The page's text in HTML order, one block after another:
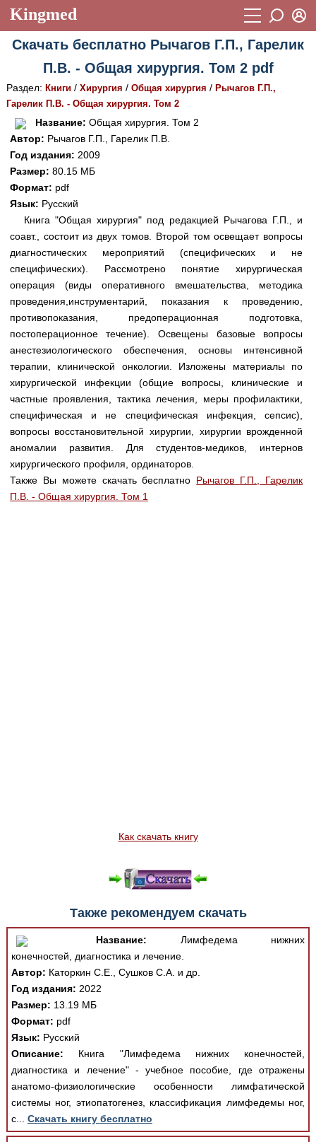
Kingmed
Учебный материал
Видеогалерея 899
Фотогалерея (1906)
Истории болезней
Лекции и презентации
Аккредитационные тесты
Методические рекомендации
Научно-популярное
Статьи
Медицинская стандартизация
Нормативы экстренной и неотложной помощи
Нормы лабораторных и инструментальных
исследований
Обратная связь
Добавить материал
FAQ
Пароль
Восстановить пароль
Регистрация
Скачать бесплатно Рычагов Г.П., Гарелик
П.В. - Общая хирургия. Том 2 pdf
Раздел: Книги/ Хирургия / Общая хирургия / Рычагов Г.П.,
Гарелик П.В. - Общая хирургия. Том 2
Название: Общая хирургия. Том 2
Автор: Рычагов Г.П., Гарелик П.В.
Год издания: 2009
Размер: 80.15 МБ
Формат: pdf
Язык: Русский
Книга "Общая хирургия" под редакцией Рычагова Г.П., и
соавт., состоит из двух томов. Второй том освещает вопросы
диагностических мероприятий (специфических и не
специфических). Рассмотрено понятие хирургическая
операция (виды оперативного вмешательства, методика
проведения,инструментарий, показания к проведению,
противопоказания, предоперационная подготовка,
постоперационное течение). Освещены базовые вопросы
анестезиологического обеспечения, основы интенсивной
терапии, клинической онкологии. Изложены материалы по
хирургической инфекции (общие вопросы, клинические и
частные проявления, тактика лечения, меры профилактики,
специфическая и не специфическая инфекция, сепсис),
вопросы восстановительной хирургии, хирургии врожденной
аномалии развития. Для студентов-медиков, интернов
хирургического профиля, ординаторов.
Также Вы можете скачать бесплатно Рычагов Г.П., Гарелик
П.В. - Общая хирургия. Том 1
Как скачать книгу
Также рекомендуем скачать
Название: Лимфедема нижних
конечностей, диагностика и лечение.
Автор: Каторкин С.Е., Сушков С.А. и др.
Год издания: 2022
Размер: 13.19 МБ
Формат: pdf
Язык: Русский
Описание: Книга "Лимфедема нижних конечностей,
диагностика и лечение" - учебное пособие, где отражены
анатомо-физиологические особенности лимфатической
системы ног, этиопатогенез, классификация лимфедемы ног,
с... Скачать книгу бесплатно